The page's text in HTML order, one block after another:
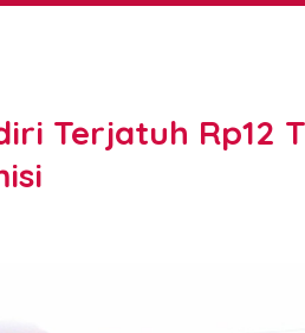
Terjatuh Rp12